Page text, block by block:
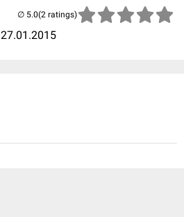
27.01.2015
(2 ratings)